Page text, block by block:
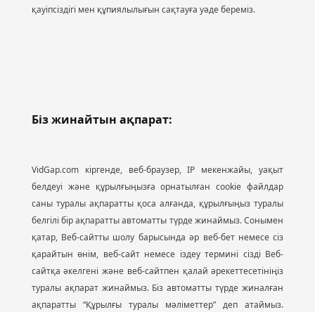
қауіпсіздігі мен құпиялылығын сақтауға уәде береміз.
Біз жинайтын ақпарат:
VidGap.com кіргенде, веб-браузер, IP мекенжайы, уақыт
белдеуі және құрылғыңызға орнатылған cookie файлдар
саны туралы ақпаратты қоса алғанда, құрылғыңыз туралы
белгілі бір ақпаратты автоматты түрде жинаймыз. Сонымен
қатар, Веб-сайтты шолу барысында әр веб-бет немесе сіз
қарайтын өнім, веб-сайт немесе іздеу термині сізді Веб-
сайтқа әкелгені және веб-сайтпен қалай әрекеттесетініңіз
туралы ақпарат жинаймыз. Біз автоматты түрде жиналған
ақпаратты “Құрылғы туралы мәліметтер” деп атаймыз.